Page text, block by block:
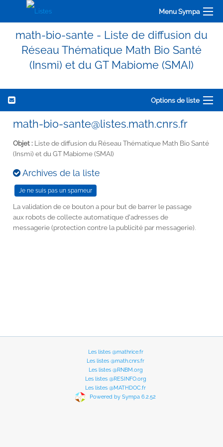
Menu Sympa
math-bio-sante - Liste de diffusion du
Réseau Thématique Math Bio Santé
(Insmi) et du GT Mabiome (SMAI)
Options de liste
math-bio-sante@listes.math.cnrs.fr
Objet : Liste de diffusion du Réseau Thématique Math Bio Santé
(Insmi) et du GT Mabiome (SMAI)
Archives de la liste
La validation de ce bouton a pour but de barrer le passage
aux robots de collecte automatique d'adresses de
messagerie (protection contre la publicité par messagerie).
Les listes @mathrice.fr
Les listes @math.cnrs.fr
Les listes @RNBM.org
Les listes @RESINFO.org
Les listes @MATHDOC.fr
Powered by Sympa 6.2.52